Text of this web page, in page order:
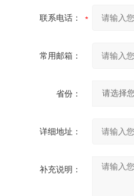
联系电话：
常用邮箱：
省份：
详细地址：
补充说明：